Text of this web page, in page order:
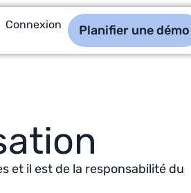
Connexion Planifier une démo
et il est de la responsabilité du